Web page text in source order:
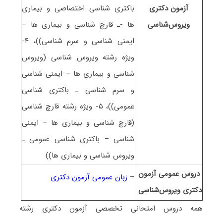
آزمون دکتری
ویروس‌شناسی
باکتری شناسی اختصاصی و بیماری
ها -ـ قارچ شناسی و بیماری ها –
ایمنی شناسی و سرم شناسی))، ۴-
ویژه رشته ویروس شناسی (ویروس
شناسی و بیماری ها – ایمنی شناسی
و سرم شناسی ـ باکتری شناسی
عمومی))، ۵- ویژه رشته قارچ شناسی
(قارچ شناسی و بیماری ها – ایمنی
شناسی – باکتری شناسی عمومی ـ
ویروس شناسی و بیماری ها))
دروس عمومی آزمون
دکتری ویروس‌شناسی
– زبان عمومی آزمون دکتری
همه دروس امتحانی تخصصی آزمون دکتری رشته